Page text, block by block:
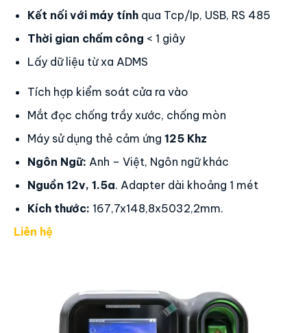
Kết nối với máy tính qua Tcp/Ip, USB, RS 485
Thời gian chấm công < 1 giây
Lấy dữ liệu từ xa ADMS
Tích hợp kiểm soát cửa ra vào
Mắt đọc chống trầy xước, chống mòn
Máy sử dụng thẻ cảm ứng 125 Khz
Ngôn Ngữ: Anh – Việt, Ngôn ngữ khác
Nguồn 12v, 1.5a. Adapter dài khoảng 1 mét
Kích thước: 167,7x148,8x5032,2mm.
Liên hệ